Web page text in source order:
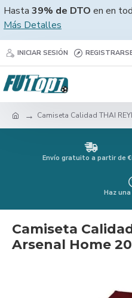
Hasta 39% de DTO en en
Más Detalles
INICIAR SESIÓN
Camiseta Calidad THAI
Envío gratuito a partir de
Haz
Camiseta
Arsenal Home